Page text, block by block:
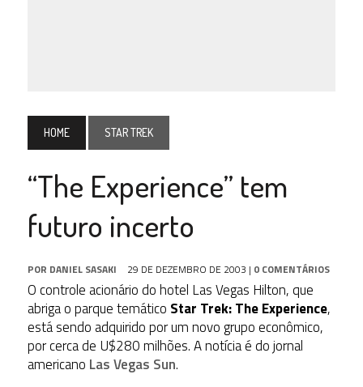
HOME STAR TREK
“The Experience” tem
futuro incerto
POR DANIEL SASAKI 29 DE DEZEMBRO DE 2003 | 0 COMENTÁRIOS
O controle acionário do hotel Las Vegas Hilton, que
abriga o parque temático Star Trek: The Experience,
está sendo adquirido por um novo grupo econômico,
por cerca de U$280 milhões. A notícia é do jornal
americano Las Vegas Sun.